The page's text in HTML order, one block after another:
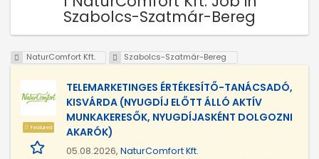
Szabolcs-Szatmár-Bereg
NaturComfort Kft. Szabolcs-Szatmár-Bereg
Featured
TELEMARKETINGES ÉRTÉKESÍTŐ-TANÁCSADÓ,
KISVÁRDA (NYUGDÍJ ELŐTT ÁLLÓ AKTÍV
MUNKAKERESŐK, NYUGDÍJASKÉNT DOLGOZNI
AKARÓK)
05.08.2026, NaturComfort Kft.